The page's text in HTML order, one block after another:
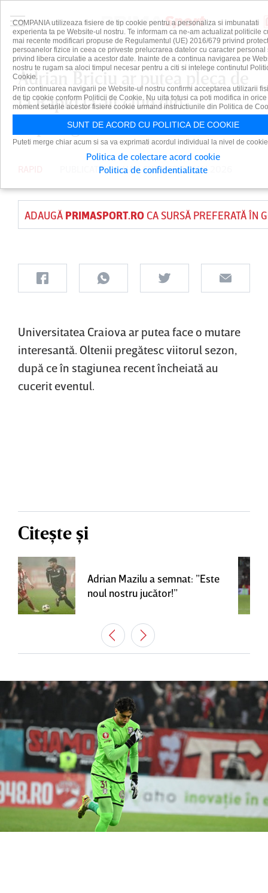
Adrian Briciu ar putea pleca de
la Rapid la alt club din
Superliga!
PUBLICAT DEDAIAN CUTUPE 27 MAI 2026
ADAUGĂ PRIMASPORT.ROCA SURSĂ PREFERATĂ ÎN
Universitatea Craiova ar putea face o mutare
interesantă. Oltenii pregătesc viitorul sezon,
după ce în stagiunea recent încheiată au
cucerit eventul.
Citește și
Adrian Mazilu a semnat: ”Este
noul nostru jucător!”
COMPANIA utilizeaza fisiere de tip cookie pentru a personaliza si imbunatati
experienta ta pe Website-ul nostru. Te informam ca ne-am actualizat politicile
mai recente modificari propuse de Regulamentul (UE) 2016/679 privind
persoanelor fizice in ceea ce priveste prelucrarea datelor cu caracter personal
privind libera circulatie a acestor date. Inainte de a continua navigarea pe
nostru te rugam sa aloci timpul necesar pentru a citi si intelege continutul
Cookie.
Prin continuarea navigarii pe Website-ul nostru confirmi acceptarea utilizarii
de tip cookie conform Politicii de Cookie. Nu uita totusi ca poti modifica in orice
moment setarile acestor fisiere cookie urmand instructiunile din Politica de
SUNT DE ACORD CU POLITICA DE COOKIE
Puteti merge chiar acum si sa va exprimati acordul individual la nivel de
Politica de colectare acord cookie
Politica de confidentialitate